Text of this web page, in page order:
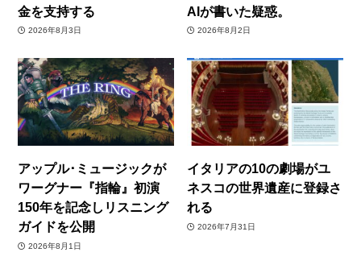
金を支持する
2026年8月3日
AIが書いた疑惑。
2026年8月2日
アップル･ミュージックが
ワーグナー『指輪』初演
150年を記念しリスニング
ガイドを公開
2026年8月1日
イタリアの10の劇場がユ
ネスコの世界遺産に登録さ
れる
2026年7月31日